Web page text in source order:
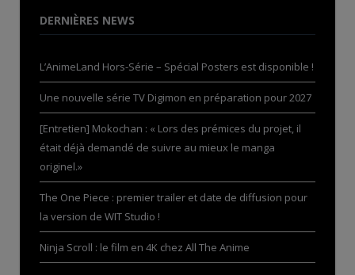
DERNIÈRES NEWS
L’AnimeLand Hors-Série – Spécial Posters est disponible !
Une nouvelle série TV Digimon en préparation pour 2027
[Entretien] Mokochan : « Lors des prémices du projet, il
était déjà demandé de suivre au mieux le manga
originel.»
The One Piece : premier trailer et date de diffusion pour
la version de WIT Studio !
Ninja Scroll : le film en 4K chez All The Anime